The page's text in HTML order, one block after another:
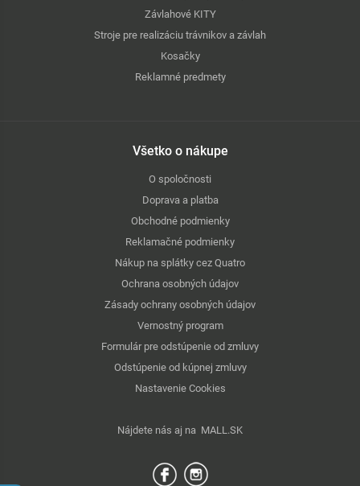
Závlahové KITY
Stroje pre realizáciu trávnikov a závlah
Kosačky
Reklamné predmety
Všetko o nákupe
O spoločnosti
Doprava a platba
Obchodné podmienky
Reklamačné podmienky
Nákup na splátky cez Quatro
Ochrana osobných údajov
Zásady ochrany osobných údajov
Vernostný program
Formulár pre odstúpenie od zmluvy
Odstúpenie od kúpnej zmluvy
Nastavenie Cookies
Nájdete nás aj na MALL.SK